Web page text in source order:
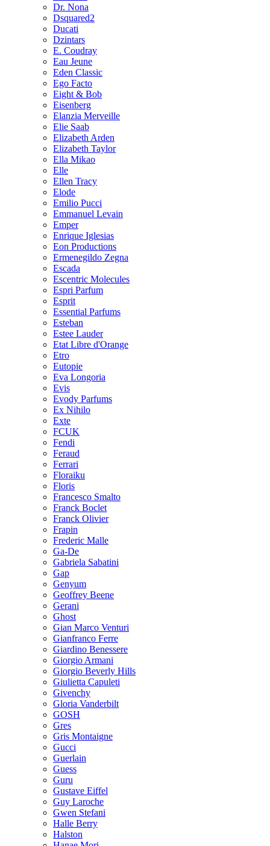
Dr. Nona
Dsquared2
Ducati
Dzintars
E. Coudray
Eau Jeune
Eden Classic
Ego Facto
Eight & Bob
Eisenberg
Elanzia Merveille
Elie Saab
Elizabeth Arden
Elizabeth Taylor
Ella Mikao
Elle
Ellen Tracy
Elode
Emilio Pucci
Emmanuel Levain
Emper
Enrique Iglesias
Eon Productions
Ermenegildo Zegna
Escada
Escentric Molecules
Espri Parfum
Esprit
Essential Parfums
Esteban
Estee Lauder
Etat Libre d'Orange
Etro
Eutopie
Eva Longoria
Evis
Evody Parfums
Ex Nihilo
Exte
FCUK
Fendi
Feraud
Ferrari
Floraiku
Floris
Francesco Smalto
Franck Boclet
Franck Olivier
Frapin
Frederic Malle
Ga-De
Gabriela Sabatini
Gap
Genyum
Geoffrey Beene
Gerani
Ghost
Gian Marco Venturi
Gianfranco Ferre
Giardino Benessere
Giorgio Armani
Giorgio Beverly Hills
Giulietta Capuleti
Givenchy
Gloria Vanderbilt
GOSH
Gres
Gris Montaigne
Gucci
Guerlain
Guess
Guru
Gustave Eiffel
Guy Laroche
Gwen Stefani
Halle Berry
Halston